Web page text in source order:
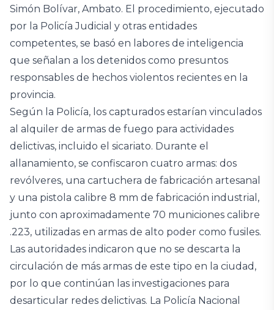
Simón Bolívar, Ambato. El procedimiento, ejecutado
por la Policía Judicial y otras entidades
competentes, se basó en labores de inteligencia
que señalan a los detenidos como presuntos
responsables de hechos violentos recientes en la
provincia.
Según la Policía, los capturados estarían vinculados
al alquiler de armas de fuego para actividades
delictivas, incluido el sicariato. Durante el
allanamiento, se confiscaron cuatro armas: dos
revólveres, una cartuchera de fabricación artesanal
y una pistola calibre 8 mm de fabricación industrial,
junto con aproximadamente 70 municiones calibre
.223, utilizadas en armas de alto poder como fusiles.
Las autoridades indicaron que no se descarta la
circulación de más armas de este tipo en la ciudad,
por lo que continúan las investigaciones para
desarticular redes delictivas. La Policía Nacional